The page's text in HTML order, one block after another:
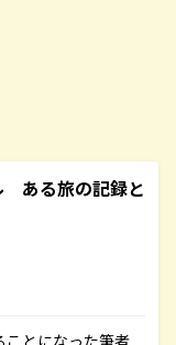
ある旅の記録と
ことになった筆者